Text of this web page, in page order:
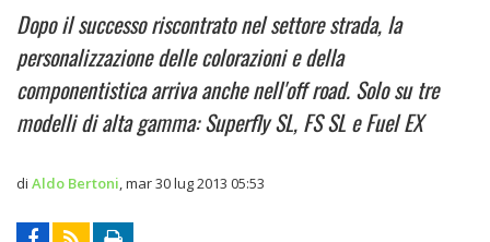
Dopo il successo riscontrato nel settore strada, la
personalizzazione delle colorazioni e della
componentistica arriva anche nell'off road. Solo su tre
modelli di alta gamma: Superfly SL, FS SL e Fuel EX
di Aldo Bertoni mar 30 lug 2013 05:53